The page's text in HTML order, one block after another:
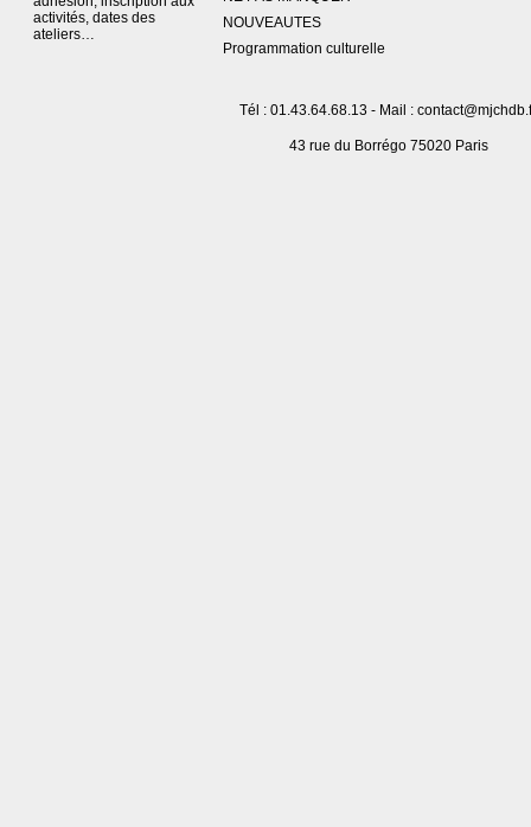
activités, dates des
ateliers…
NOUVEAUTES
Programmation culturelle
Tél : 01.43.64.68.13 - Mail :
43 rue du Borrégo 75020 Paris